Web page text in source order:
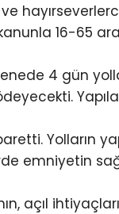
16-65
4 gün
Yolların
emniyetin
açıl